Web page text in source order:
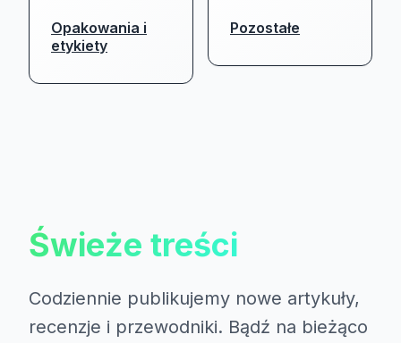
Opakowania i
etykiety
Pozostałe
Świeże treści
Codziennie publikujemy nowe artykuły,
recenzje i przewodniki. Bądź na bieżąco